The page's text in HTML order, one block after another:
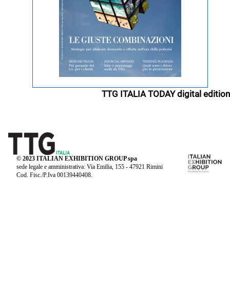
TTG ITALIA TODAY digital edition
© 2023 ITALIAN EXHIBITION GROUP spa
sede legale e amministrativa: Via Emilia, 155 - 47921 Rimini
Cod. Fisc./P.Iva 00139440408.